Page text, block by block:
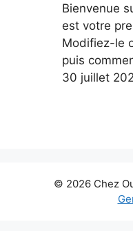
Bienvenue
est votre
Modifiez-le
puis
30 juillet
© 2026 Chez